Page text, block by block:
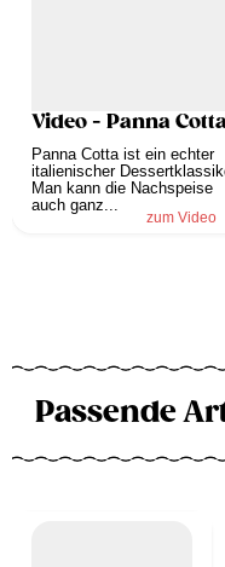
Video - Panna Cotta
Panna Cotta ist ein echter
italienischer
Man kann die Nachspeise
auch ganz...
zum Video
Passende